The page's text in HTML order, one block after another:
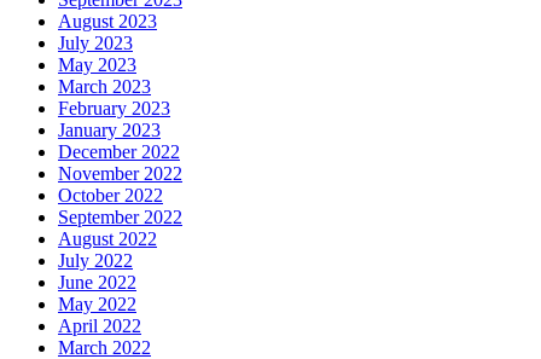
August 2023
July 2023
May 2023
March 2023
February 2023
January 2023
December 2022
November 2022
October 2022
September 2022
August 2022
July 2022
June 2022
May 2022
April 2022
March 2022